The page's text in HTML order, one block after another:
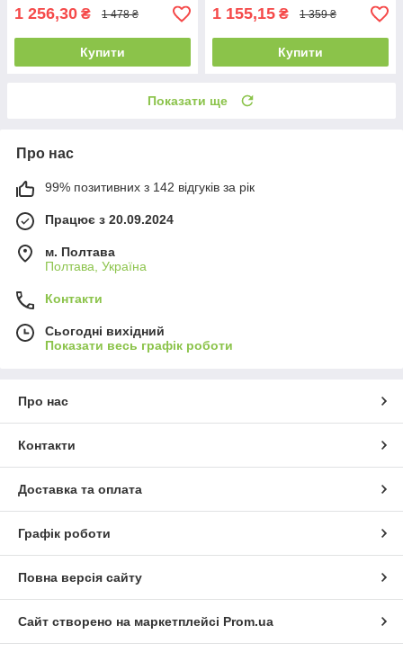
1 256,30 ₴ 1 478 ₴
Купити
1 155,15 ₴ 1 359 ₴
Купити
Показати ще
Про нас
99% позитивних з 142 відгуків за рік
Працює з 20.09.2024
м. Полтава
Полтава, Україна
Контакти
Сьогодні вихідний
Показати весь графік роботи
Про нас
Контакти
Доставка та оплата
Графік роботи
Повна версія сайту
Сайт створено на маркетплейсі Prom.ua